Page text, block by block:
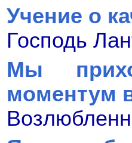
Учение о
Господь
Мы
моментум